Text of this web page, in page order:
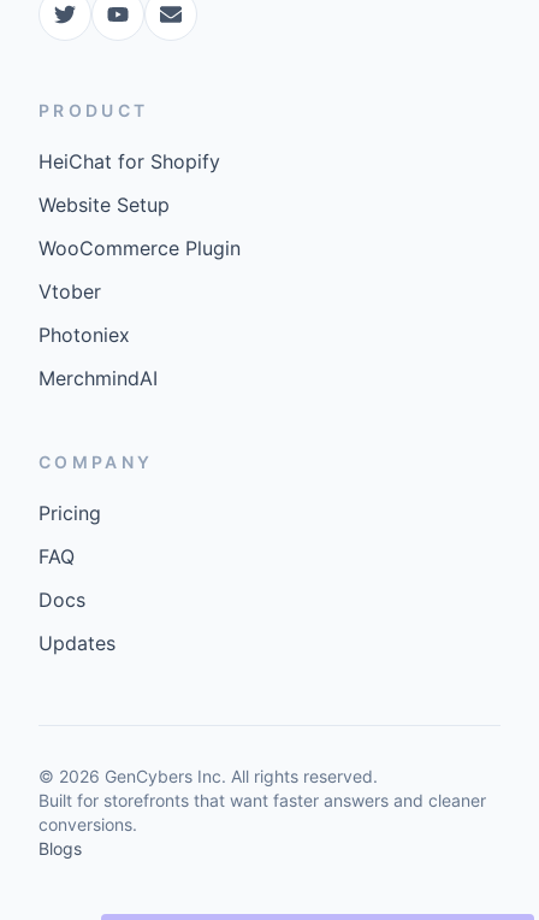
PRODUCT
HeiChat for Shopify
Website Setup
WooCommerce Plugin
Vtober
Photoniex
MerchmindAI
COMPANY
Pricing
FAQ
Docs
Updates
© 2026 GenCybers Inc. All rights reserved.
Built for storefronts that want faster answers and cleaner
conversions.
Blogs